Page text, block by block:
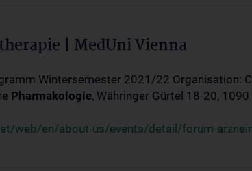
| MedUni Vienna
Wintersemester 2021/22 Organisation:
Pharmakologie, Währinger Gürtel 18-20,
web/en/about-us/events/detail/forum-